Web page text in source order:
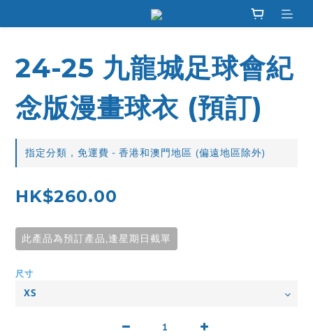
24-25 九龍城足球會紀
念版漫畫球衣 (預訂)
指定分類，免運費 - 香港和澳門地區 (偏遠地區除外)
HK$260.00
此產品為預訂產品,逢星期日截單
尺寸